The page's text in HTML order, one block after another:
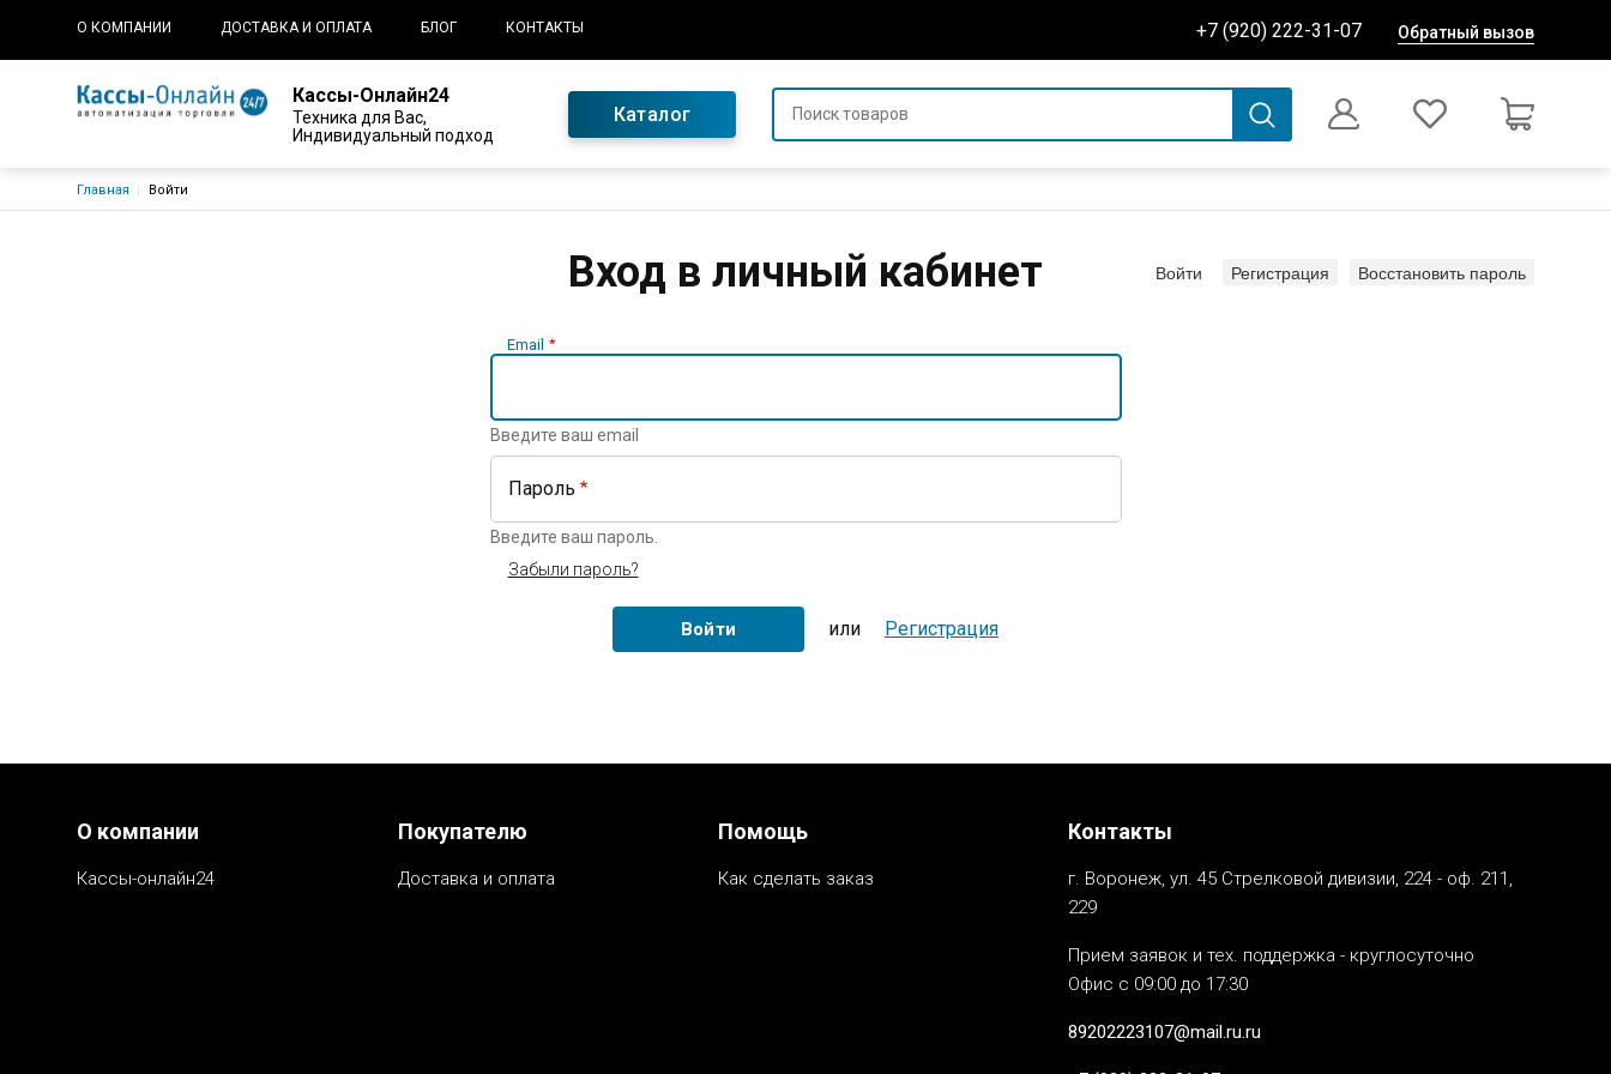
Основная навигация
О КОМПАНИИ ДОСТАВКА И ОПЛАТА БЛОГ КОНТАКТЫ +7 (920) 222-31-07 Обратный вызов
Кассы-Онлайн24
Техника для Вас,
Индивидуальный подход
Каталог
Оформление заказа
Строка навигации
Главная Войти
Войти (активная вкладка)
Регистрация Восстановить пароль
Вход в личный кабинет
Email
Введите ваш email
Пароль
Введите ваш пароль.
Забыли пароль?
или Регистрация
Menu footer
О компании
Кассы-онлайн24
Покупателю
Доставка и оплата
Помощь
Как сделать заказ
Контакты
г. Воронеж, ул. 45 Стрелковой дивизии, 224 - оф. 211,
229
Прием заявок и тех. поддержка - круглосуточно
Офис с 09:00 до 17:30
89202223107@mail.ru.ru